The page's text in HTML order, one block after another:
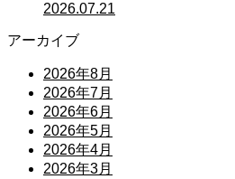
2026.07.21
アーカイブ
2026年8月
2026年7月
2026年6月
2026年5月
2026年4月
2026年3月